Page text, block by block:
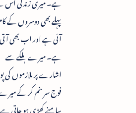
پہلے بھی دوسروں کے
آئی ہے اور اب بھی آتی
ہے۔ میرے ہلکے سے
اشارے پر ملازموں کی
فوج سر خم کر کے
سامنے کھڑی ہو جاتی